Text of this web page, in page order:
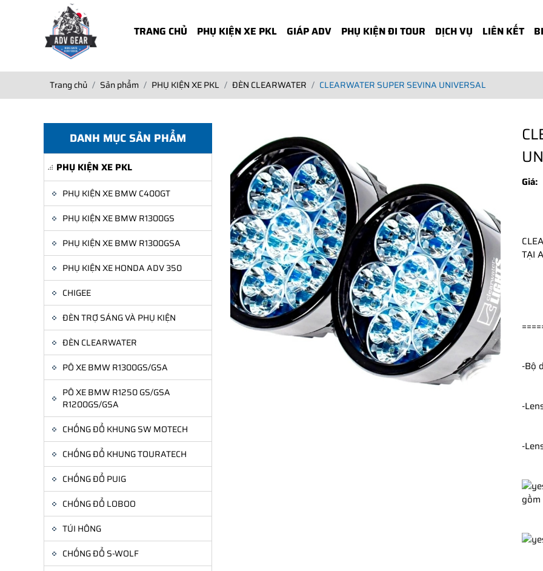
TRANG CHỦ PHỤ KIỆN XE PKL GIÁP ADV PHỤ KIỆN ĐI TOUR DỊCH VỤ LIÊN KẾT
Trang chủ Sản phẩm PHỤ KIỆN XE PKL ĐÈN CLEARWATER CLEARWATER SUPER SEVINA UNIVERSAL
DANH MỤC SẢN PHẨM
PHỤ KIỆN XE PKL
PHỤ KIỆN XE BMW C400GT
PHỤ KIỆN XE BMW R1300GS
PHỤ KIỆN XE BMW R1300GSA
PHỤ KIỆN XE HONDA ADV 350
CHIGEE
ĐÈN TRỢ SÁNG VÀ PHỤ KIỆN
ĐÈN CLEARWATER
PÔ XE BMW R1300GS/GSA
PÔ XE BMW R1250 GS/GSA
R1200GS/GSA
CHỐNG ĐỔ KHUNG SW MOTECH
CHỐNG ĐỔ KHUNG TOURATECH
CHỐNG ĐỔ PUIG
CHỐNG ĐỔ LOBOO
TÚI HÔNG
CHỐNG ĐỔ S-WOLF
Giá:
TẠI
-Bộ
-
-